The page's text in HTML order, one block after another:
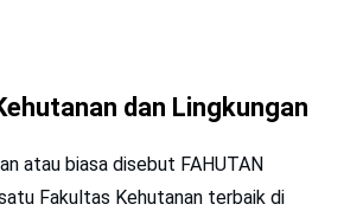
dan Lingkungan
atau biasa disebut FAHUTAN
Fakultas Kehutanan terbaik di